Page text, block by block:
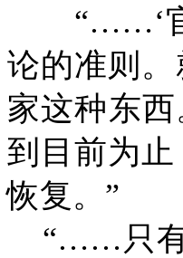
“……‘官
论的准则
家这种东
到目前为
恢复。”
“……只有